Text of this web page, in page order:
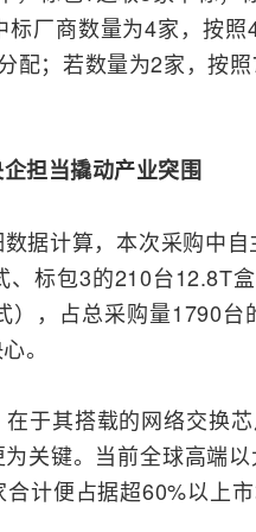
标厂商数量为4家，按
配；若数量为2家，按
担当撬动产业突围
据计算，本次采购中
、标包3的210台12.8T
），占总采购量1790
。
于其搭载的网络交换
关键。当前全球高端
计便占据超60%以上